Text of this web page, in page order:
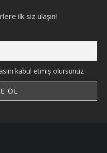
ilk siz ulaşın!
kabul etmiş olursunuz